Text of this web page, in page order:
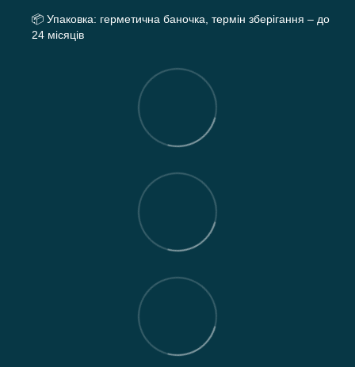
📦 Упаковка: герметична баночка, термін зберігання – до
24 місяців